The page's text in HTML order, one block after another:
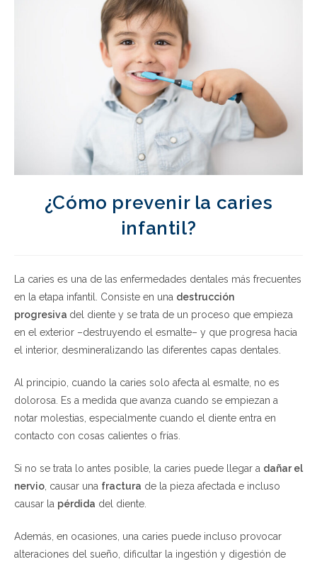
¿Cómo prevenir la caries
infantil?
La caries es una de las enfermedades dentales más frecuentes
en la etapa infantil. Consiste en una destrucción
progresiva del diente y se trata de un proceso que empieza
en el exterior –destruyendo el esmalte– y que progresa hacia
el interior, desmineralizando las diferentes capas dentales.
Al principio, cuando la caries solo afecta al esmalte, no es
dolorosa. Es a medida que avanza cuando se empiezan a
notar molestias, especialmente cuando el diente entra en
contacto con cosas calientes o frías.
Si no se trata lo antes posible, la caries puede llegar a dañar el
nervio , causar una fractura de la pieza afectada e incluso
causar la pérdida del diente.
Además, en ocasiones, una caries puede incluso provocar
alteraciones del sueño, dificultar la ingestión y digestión de